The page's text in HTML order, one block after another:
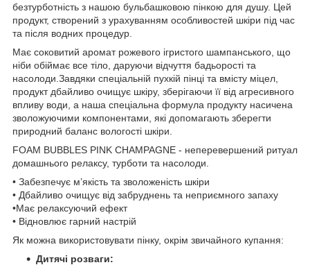
безтурботність з нашою бульбашковою пінкою для душу. Цей
продукт, створений з урахуванням особливостей шкіри під час
та після водних процедур.
Має соковитий аромат рожевого ігристого шампанського, що
ніби обіймає все тіло, даруючи відчуття бадьорості та
насолоди.Завдяки спеціальній пухкій пінці та вмісту міцел,
продукт дбайливо очищує шкіру, зберігаючи її від агресивного
впливу води, а наша спеціальна формула продукту насичена
зволожуючими компонентами, які допомагають зберегти
природний баланс вологості шкіри.
FOAM BUBBLES PINK CHAMPAGNE - неперевершений ритуал
домашнього релаксу, турботи та насолоди.
• Забезпечує м’якість та зволоженість шкіри
• Дбайливо очищує від забруднень та неприємного запаху
•Має релаксуючий ефект
• Відновлює гарний настрій
Як можна використовувати пінку, окрім звичайного купання:
Дитячі розваги: